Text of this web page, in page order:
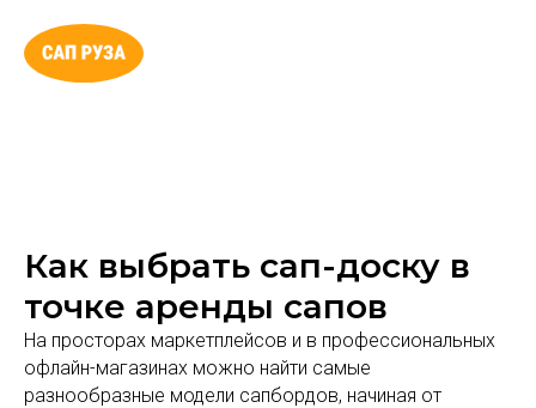
Как выбрать сап-доску в
точке аренды сапов
На просторах маркетплейсов и в профессиональных
офлайн-магазинах можно найти самые
разнообразные модели сапбордов, начиная от